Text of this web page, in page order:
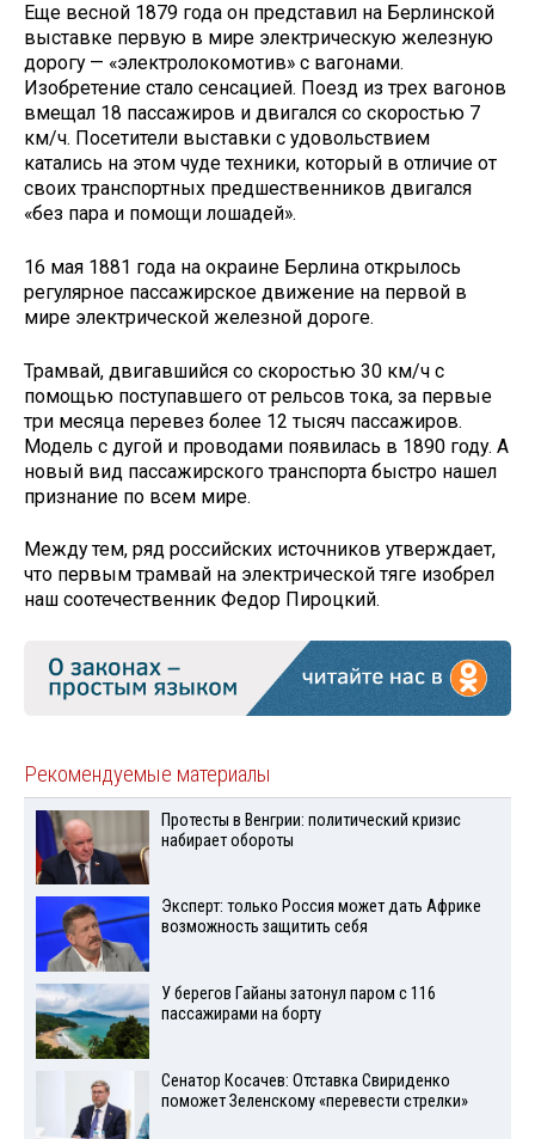
Еще весной 1879 года он представил на Берлинской
выставке первую в мире электрическую железную
дорогу — «электролокомотив» с вагонами.
Изобретение стало сенсацией. Поезд из трех вагонов
вмещал 18 пассажиров и двигался со скоростью 7
км/ч. Посетители выставки с удовольствием
катались на этом чуде техники, который в отличие от
своих транспортных предшественников двигался
«без пара и помощи лошадей».
16 мая 1881 года на окраине Берлина открылось
регулярное пассажирское движение на первой в
мире электрической железной дороге.
Трамвай, двигавшийся со скоростью 30 км/ч с
помощью поступавшего от рельсов тока, за первые
три месяца перевез более 12 тысяч пассажиров.
Модель с дугой и проводами появилась в 1890 году. А
новый вид пассажирского транспорта быстро нашел
признание по всем мире.
Между тем, ряд российских источников утверждает,
что первым трамвай на электрической тяге изобрел
наш соотечественник Федор Пироцкий.
Рекомендуемые материалы
Протесты в Венгрии: политический кризис
набирает обороты
Эксперт: только Россия может дать Африке
возможность защитить себя
У берегов Гайаны затонул паром с 116
пассажирами на борту
Сенатор Косачев: Отставка Свириденко
поможет Зеленскому «перевести стрелки»